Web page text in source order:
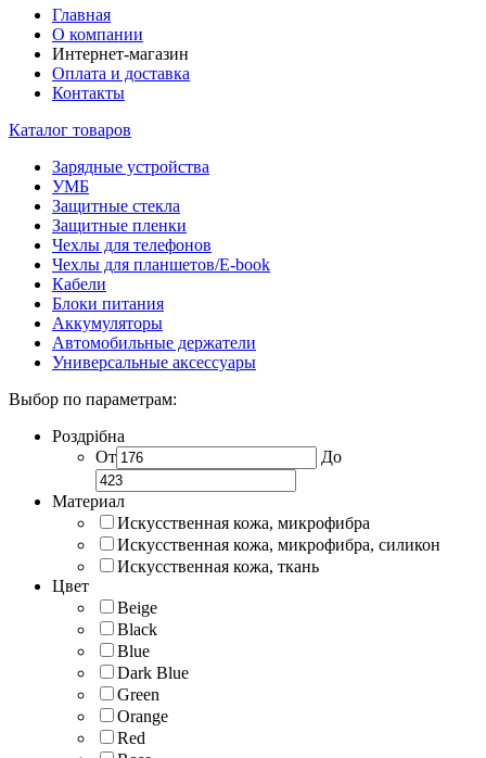
Главная
О компании
Интернет-магазин
Оплата и доставка
Контакты
Каталог товаров
Зарядные устройства
УМБ
Защитные стекла
Защитные пленки
Чехлы для телефонов
Чехлы для планшетов/E-book
Кабели
Блоки питания
Аккумуляторы
Автомобильные держатели
Универсальные аксессуары
Выбор по параметрам:
Роздрібна
От
До
Материал
Искусственная кожа, микрофибра
Искусственная кожа, микрофибра, силикон
Искусственная кожа, ткань
Цвет
Beige
Black
Blue
Dark Blue
Green
Orange
Red